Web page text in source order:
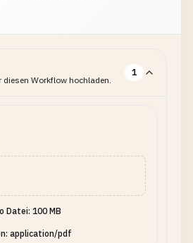
diesen Workflow hochladen.
1
Datei: 100 MB
application/pdf